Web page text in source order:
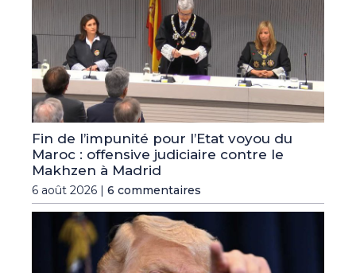
Fin de l’impunité pour l’Etat voyou du
Maroc : offensive judiciaire contre le
Makhzen à Madrid
6 août 2026 | 6 commentaires